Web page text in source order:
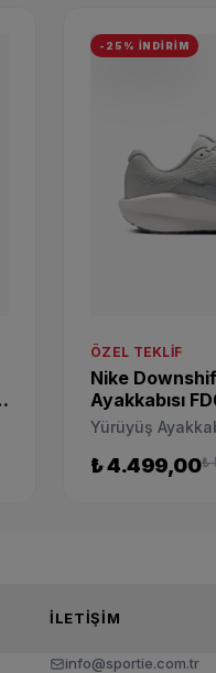
-25% İNDİRİM
ÖZEL TEKLIF
Nike
Ayakkabısı
Yürüyüş
₺ 4.499,00₺
İLETIŞIM
info@sportie.com.tr